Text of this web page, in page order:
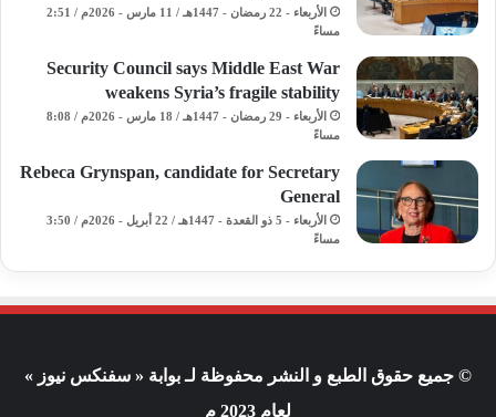
الأربعاء - 22 رمضان - 1447هـ / 11 مارس - 2026م / 2:51
مساءً
Security Council says Middle East War
weakens Syria’s fragile stability
الأربعاء - 29 رمضان - 1447هـ / 18 مارس - 2026م / 8:08
مساءً
Rebeca Grynspan, candidate for Secretary
General
الأربعاء - 5 ذو القعدة - 1447هـ / 22 أبريل - 2026م / 3:50
مساءً
© جميع حقوق الطبع و النشر محفوظة لـ بوابة « سفنكس نيوز »
لعام 2023 م